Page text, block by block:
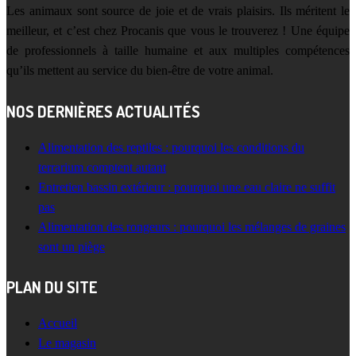
Les animaux sont source de joie et de vrais plaisirs. Ils méritent le
meilleur, et c’est chez Procanis que vous le trouverez ! Une équipe
de professionnels à taille humaine et aux multiples compétences
qu’ils mettent au service du bien-être de votre animal.
NOS DERNIÈRES ACTUALITÉS
Alimentation des reptiles : pourquoi les conditions du
terrarium comptent autant
Entretien bassin extérieur : pourquoi une eau claire ne suffit
pas
Alimentation des rongeurs : pourquoi les mélanges de graines
sont un piège
PLAN DU SITE
Accueil
Le magasin